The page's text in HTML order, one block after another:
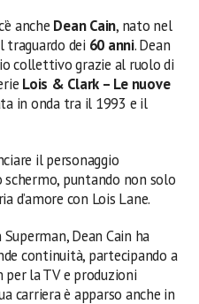
anche Dean Cain, nato nel
traguardo dei 60 anni. Dean
collettivo grazie al ruolo di
Lois & Clark – Le nuove
in onda tra il 1993 e il
il personaggio
schermo, puntando non solo
d’amore con Lois Lane.
Dean Cain ha
continuità, partecipando a
la TV e produzioni
carriera è apparso anche in